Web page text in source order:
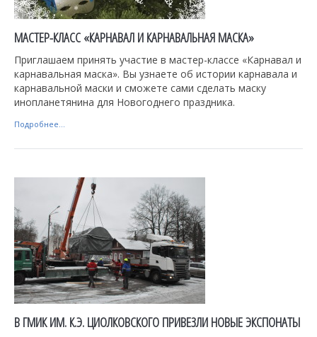
МАСТЕР-КЛАСС «КАРНАВАЛ И КАРНАВАЛЬНАЯ МАСКА»
Приглашаем принять участие в мастер-классе «Карнавал и
карнавальная маска». Вы узнаете об истории карнавала и
карнавальной маски и сможете сами сделать маску
инопланетянина для Новогоднего праздника.
Подробнее...
В ГМИК ИМ. К.Э. ЦИОЛКОВСКОГО ПРИВЕЗЛИ НОВЫЕ ЭКСПОНАТЫ